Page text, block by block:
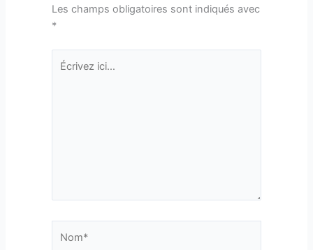
Les champs obligatoires sont indiqués avec
*
Écrivez
ici…